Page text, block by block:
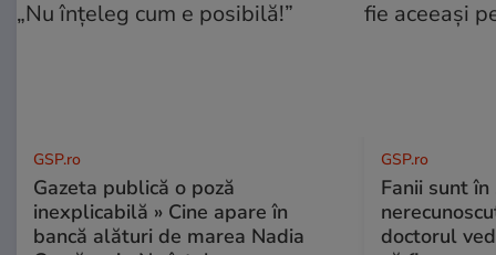
GSP.ro
Gazeta publică o poză
inexplicabilă » Cine apare în
bancă alături de marea Nadia
GSP.ro
Fanii sunt în
doctorul